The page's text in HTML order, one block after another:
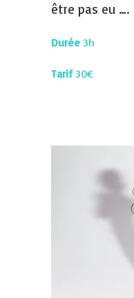
être pas eu ….
Durée 3h
Tarif30€